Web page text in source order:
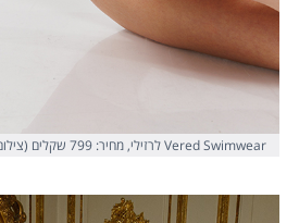
Vered Swimwear לרזילי, מחיר: 799 שקלים (צילום: אור דנון)